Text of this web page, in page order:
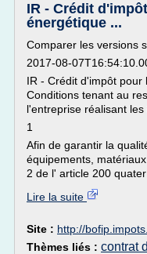
IR - Crédit
énergétique ...
Comparer les versions
2017-08-
IR - Crédit d'impôt pour
Conditions tenant au
l'entreprise réalisant les
1
Afin de garantir la
équipements,
2 de l' article 200 quater
Lire la suite
Site : http://
Thèmes liés : contrat